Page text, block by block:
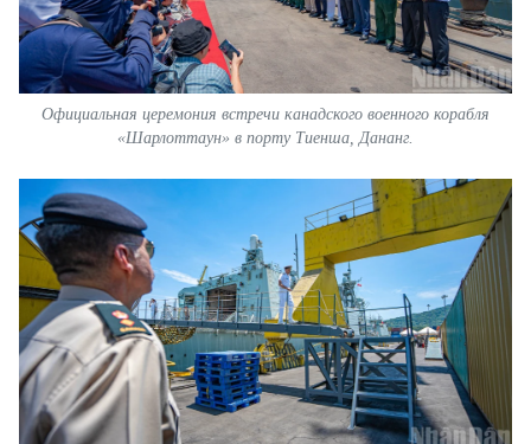
Официальная церемония встречи канадского военного корабля
«Шарлоттаун» в порту Тиенша, Дананг.